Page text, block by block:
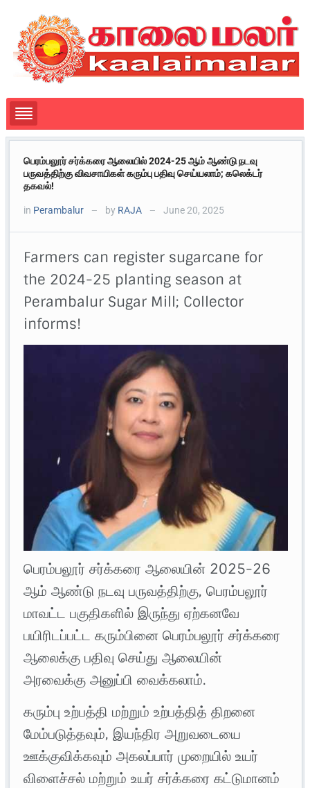
பெரம்பலூர் சர்க்கரை ஆலையில் 2024-25 ஆம் ஆண்டு நடவு
பருவத்திற்கு விவசாயிகள் கரும்பு பதிவு செய்யலாம்; கலெக்டர்
தகவல்!
in Perambalur — by RAJA — June 20, 2025
Farmers can register sugarcane for
the 2024-25 planting season at
Perambalur Sugar Mill; Collector
informs!
பெரம்பலூர் சர்க்கரை ஆலையின் 2025-26
ஆம் ஆண்டு நடவு பருவத்திற்கு, பெரம்பலூர்
மாவட்ட பகுதிகளில் இருந்து ஏற்கனவே
பயிரிடப்பட்ட கரும்பினை பெரம்பலூர் சர்க்கரை
ஆலைக்கு பதிவு செய்து ஆலையின்
அரவைக்கு அனுப்பி வைக்கலாம்.
கரும்பு உற்பத்தி மற்றும் உற்பத்தித் திறனை
மேம்படுத்தவும், இயந்திர அறுவடையை
ஊக்குவிக்கவும் அகலப்பார் முறையில் உயர்
விளைச்சல் மற்றும் உயர் சர்க்கரை கட்டுமானம்